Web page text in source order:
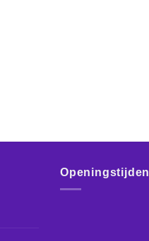
Openingstijden